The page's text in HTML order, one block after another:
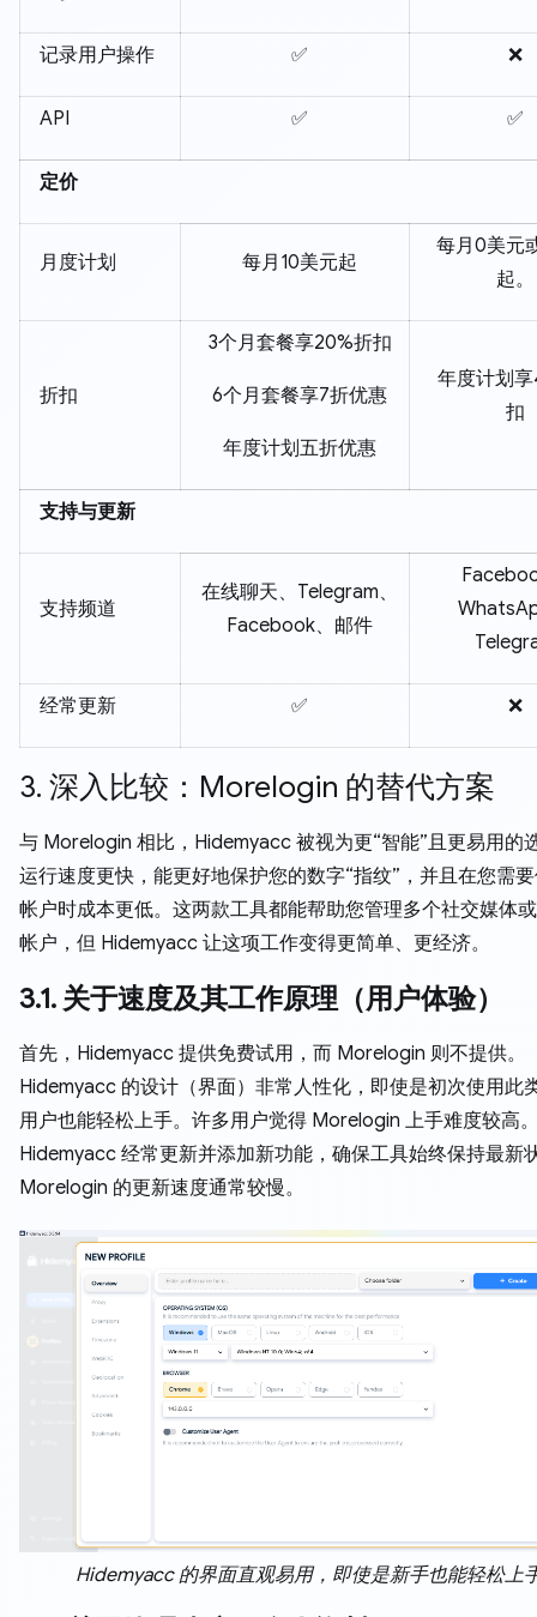
记录用户操作 ✅ ❌
API ✅ ✅
定价
月度计划 每月10美元起
每月0美元
起。
折扣
3个月套餐享20%折扣
6个月套餐享7折优惠
年度计划五折优惠
年度计划
扣
支持与更新
支持频道
在线聊天、Telegram、
Facebook、邮件
经常更新 ✅ ❌
3. 深入比较：Morelogin 的替代方案
与 Morelogin 相比，Hidemyacc 被视为更“智能”且更易用的
运行速度更快，能更好地保护您的数字“指纹”，并且在您需
帐户时成本更低。这两款工具都能帮助您管理多个社交媒体
帐户，但 Hidemyacc 让这项工作变得更简单、更经济。
3.1. 关于速度及其工作原理（用户体验）
首先，Hidemyacc 提供免费试用，而 Morelogin 则不提供。
Hidemyacc 的设计（界面）非常人性化，即使是初次使用此
用户也能轻松上手。许多用户觉得 Morelogin 上手难度较高
Hidemyacc 经常更新并添加新功能，确保工具始终保持最新
Morelogin 的更新速度通常较慢。
Hidemyacc 的界面直观易用，即使是新手也能轻松上